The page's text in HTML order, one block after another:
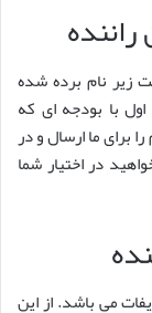
زیر نام برده شده
با بودجه ای که
برای ما ارسال و در
در اختیار شما
می باشد. از این